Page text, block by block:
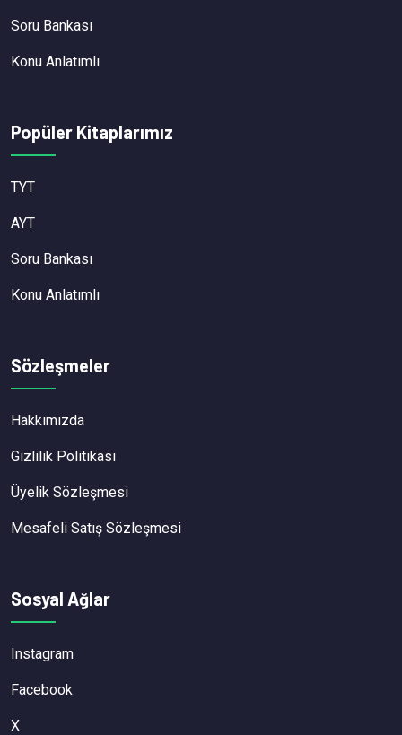
Soru Bankası
Konu Anlatımlı
Popüler Kitaplarımız
TYT
AYT
Soru Bankası
Konu Anlatımlı
Sözleşmeler
Hakkımızda
Gizlilik Politikası
Üyelik Sözleşmesi
Mesafeli Satış Sözleşmesi
Sosyal Ağlar
Instagram
Facebook
X